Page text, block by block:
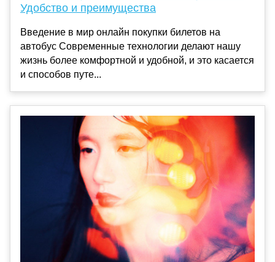
Удобство и преимущества
Введение в мир онлайн покупки билетов на
автобус Современные технологии делают нашу
жизнь более комфортной и удобной, и это касается
и способов путе...